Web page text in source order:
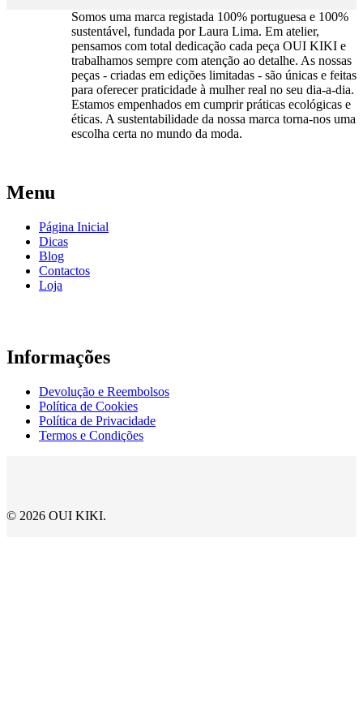
Somos uma marca registada 100% portuguesa e 100%
sustentável, fundada por Laura Lima. Em atelier,
pensamos com total dedicação cada peça OUI KIKI e
trabalhamos sempre com atenção ao detalhe. As nossas
peças - criadas em edições limitadas - são únicas e feitas
para oferecer praticidade à mulher real no seu dia-a-dia.
Estamos empenhados em cumprir práticas ecológicas e
éticas. A sustentabilidade da nossa marca torna-nos uma
escolha certa no mundo da moda.
Menu
Página Inicial
Dicas
Blog
Contactos
Loja
Informações
Devolução e Reembolsos
Política de Cookies
Política de Privacidade
Termos e Condições
© 2026 OUI KIKI.